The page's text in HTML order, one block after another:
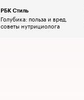
РБК Стиль
Голубика: польза и вред,
советы нутрициолога